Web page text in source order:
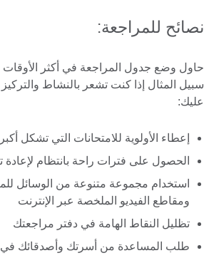
نصائح للمراجعة:
حاول وضع جدول المراجعة في أكثر
سبيل المثال إذا كنت تشعر بالنشاط
عليك:
إعطاء الأولوية للامتحانات التي تشكل
الحصول على فترات راحة بانتظام
استخدام مجموعة متنوعة من الوسائل
ومقاطع الفيديو الملخصة عبر الإنترنت
تظليل النقاط الهامة في دفتر مراجعتك
طلب المساعدة من أسرتك وأصدقائك في